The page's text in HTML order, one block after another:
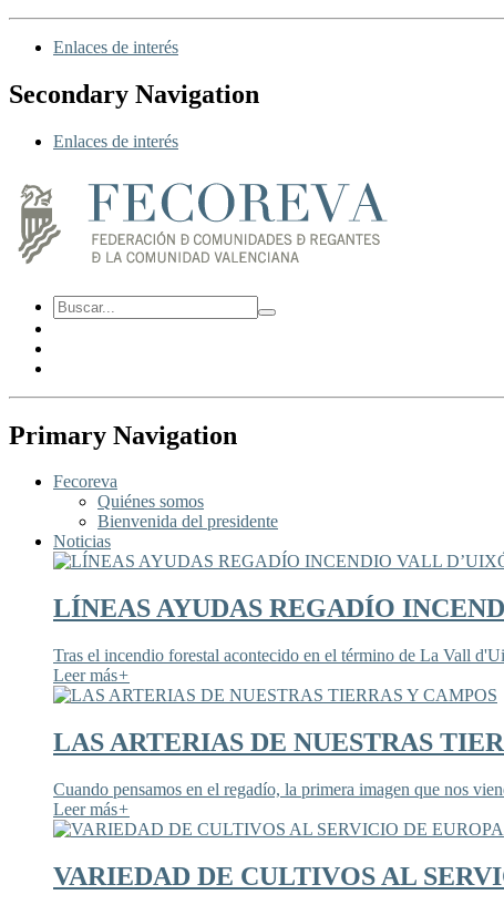
Enlaces de interés
Secondary Navigation
Enlaces de interés
Primary Navigation
Fecoreva
Quiénes somos
Bienvenida del presidente
Noticias
LÍNEAS AYUDAS REGADÍO
Tras el incendio forestal acontecido en el término de La Vall
Leer más+
LAS ARTERIAS DE NUESTRAS
Cuando pensamos en el regadío, la primera imagen que nos
Leer más+
VARIEDAD DE CULTIVOS AL